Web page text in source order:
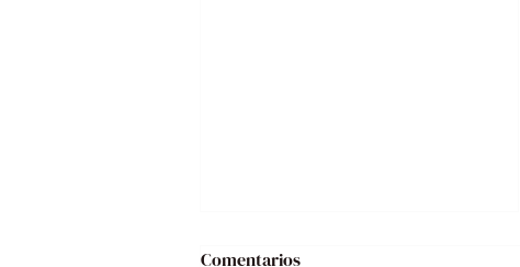
Comentarios